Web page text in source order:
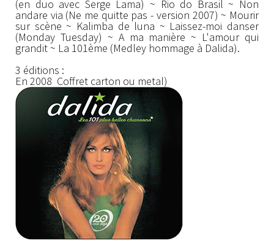
(en duo avec Serge Lama) ~ Rio do Brasil ~ Non
andare via (Ne me quitte pas - version 2007) ~ Mourir
sur scène ~ Kalimba de luna ~ Laissez-moi danser
(Monday Tuesday) ~ A ma manière ~ L'amour qui
grandit ~ La 101ème (Medley hommage à Dalida).
3 éditions :
En 2008 Coffret carton ou metal)